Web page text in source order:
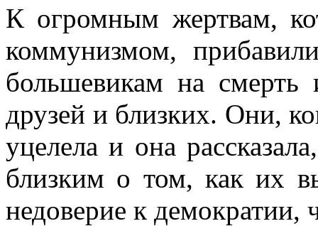
К огромным жертвам,
коммунизмом,
большевикам на
друзей и близких. Они,
уцелела и она
близким о том, как их
недоверие к